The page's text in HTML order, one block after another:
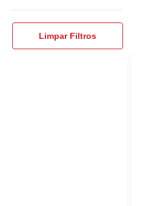
Areias e Caixas Higiênicas
Limpar Filtros